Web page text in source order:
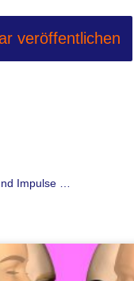
Impulse …
SeiteSeiteSeiteSeite
Seite Seite Seite
Seite Seite Seite